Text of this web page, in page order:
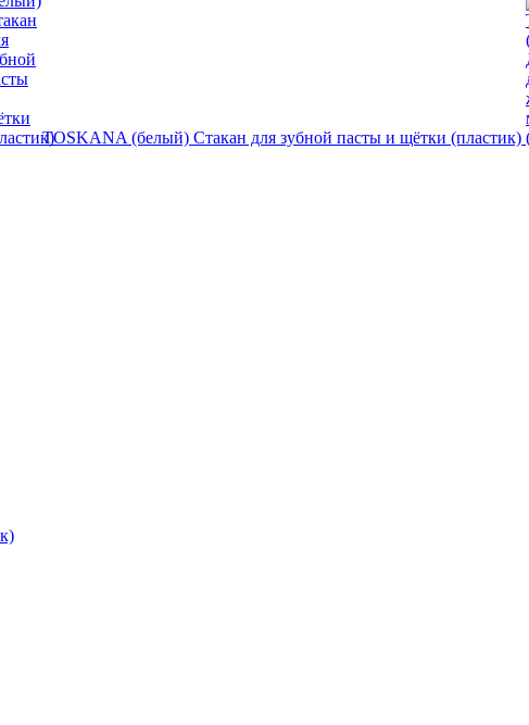
TOSKANA (белый) Стакан для зубной пасты и щётки (пластик)